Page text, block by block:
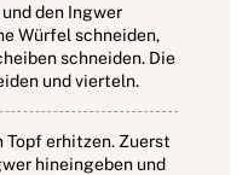
den Ingwer
Würfel schneiden,
schneiden. Die
und vierteln.
Topf erhitzen. Zuerst
hineingeben und